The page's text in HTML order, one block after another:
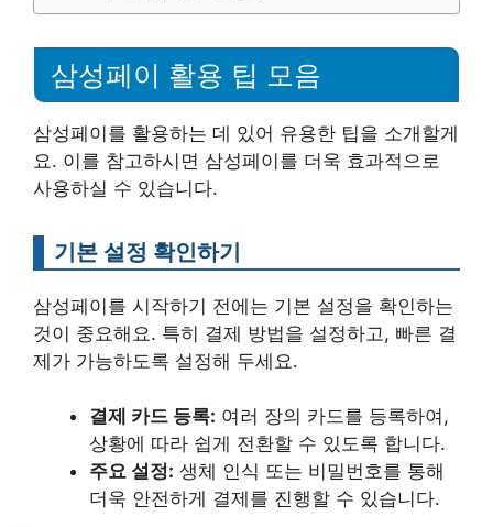
삼성페이 활용 팁 모음
삼성페이를 활용하는 데 있어 유용한 팁을 소개할게
요. 이를 참고하시면 삼성페이를 더욱 효과적으로
사용하실 수 있습니다.
기본 설정 확인하기
삼성페이를 시작하기 전에는 기본 설정을 확인하는
것이 중요해요. 특히 결제 방법을 설정하고, 빠른 결
제가 가능하도록 설정해 두세요.
결제 카드 등록: 여러 장의 카드를 등록하여,
상황에 따라 쉽게 전환할 수 있도록 합니다.
주요 설정: 생체 인식 또는 비밀번호를 통해
더욱 안전하게 결제를 진행할 수 있습니다.